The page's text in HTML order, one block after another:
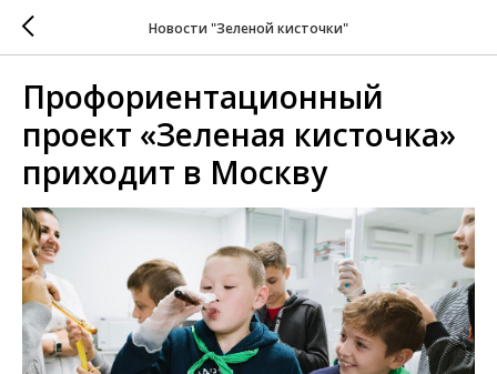
Новости "Зеленой кисточки"
Профориентационный
проект «Зеленая кисточка»
приходит в Москву